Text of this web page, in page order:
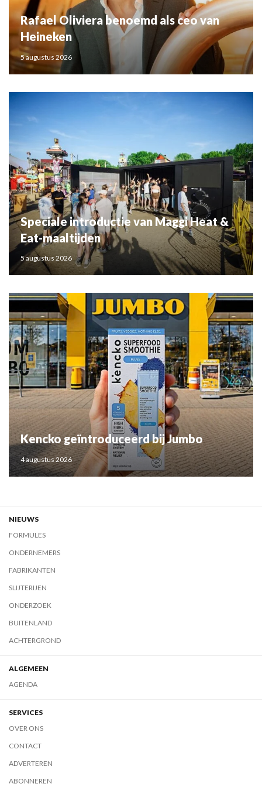
Rafael Oliviera benoemd als ceo van
Heineken
5 augustus 2026
Speciale introductie van Maggi Heat &
Eat-maaltijden
5 augustus 2026
Kencko geïntroduceerd bij Jumbo
4 augustus 2026
NIEUWS
FORMULES
ONDERNEMERS
FABRIKANTEN
SLIJTERIJEN
ONDERZOEK
BUITENLAND
ACHTERGROND
ALGEMEEN
AGENDA
SERVICES
OVER ONS
CONTACT
ADVERTEREN
ABONNEREN